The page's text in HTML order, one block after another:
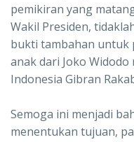
pemikiran yang
Wakil Presiden,
bukti tambahan untuk
anak dari Joko
Indonesia Gibran
Semoga ini menjadi
menentukan tujuan,